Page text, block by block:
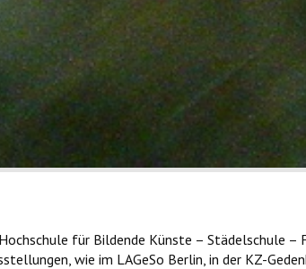
für Bildende Künste – Städelschule –
wie im LAGeSo Berlin, in der KZ-